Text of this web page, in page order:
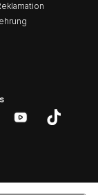
YouTubeTikTok